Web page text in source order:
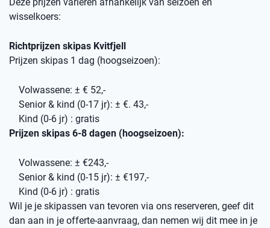
wisselkoers:
Richtprijzen skipas Kvitfjell
Prijzen skipas 1 dag (hoogseizoen):
Volwassene: ± € 52,-
Senior & kind (0-17 jr): ± €. 43,-
Kind (0-6 jr) : gratis
Prijzen skipas 6-8 dagen (hoogseizoen):
Volwassene: ± €243,-
Senior & kind (0-15 jr): ± €197,-
Kind (0-6 jr) : gratis
Wil je je skipassen van tevoren via ons reserveren, geef dit
dan aan in je offerte-aanvraag, dan nemen wij dit mee in je